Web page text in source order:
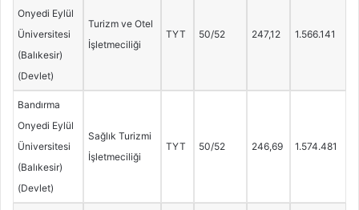
Onyedi Eylül
Üniversitesi
(Balıkesir)
(Devlet)
Turizm ve Otel
İşletmeciliği
TYT 50/52 247,12 1.566.141
Bandırma
Onyedi Eylül
Üniversitesi
(Balıkesir)
(Devlet)
Sağlık Turizmi
İşletmeciliği
TYT 50/52 246,69 1.574.481